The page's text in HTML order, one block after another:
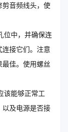
剪音频线头，使
位中，并确保连
接它们。注意
佳。使用螺丝
该能够正常工
及电源是否接